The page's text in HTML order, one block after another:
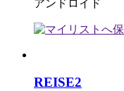
アンドロイド
REISE2